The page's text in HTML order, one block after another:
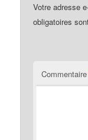
Votre adresse
obligatoires
Commentaire